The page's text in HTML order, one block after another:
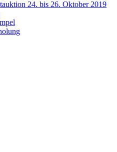
24. bis 26. Oktober 2019